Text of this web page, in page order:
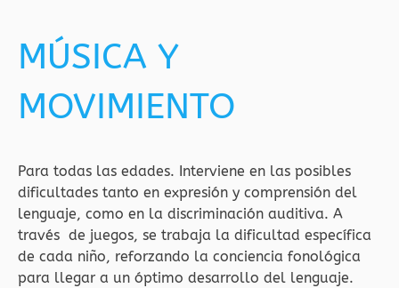
MÚSICA Y
MOVIMIENTO
Para todas las edades. Interviene en las posibles
dificultades tanto en expresión y comprensión del
lenguaje, como en la discriminación auditiva. A
través de juegos, se trabaja la dificultad específica
de cada niño, reforzando la conciencia fonológica
para llegar a un óptimo desarrollo del lenguaje.